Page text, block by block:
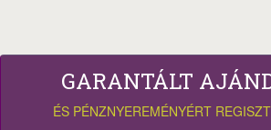
GARANTÁLT
ÉS PÉNZNYEREMÉNYÉRT